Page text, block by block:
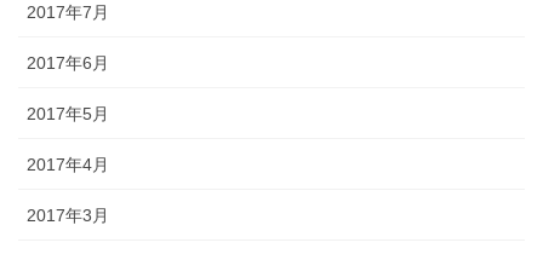
2017年7月
2017年6月
2017年5月
2017年4月
2017年3月